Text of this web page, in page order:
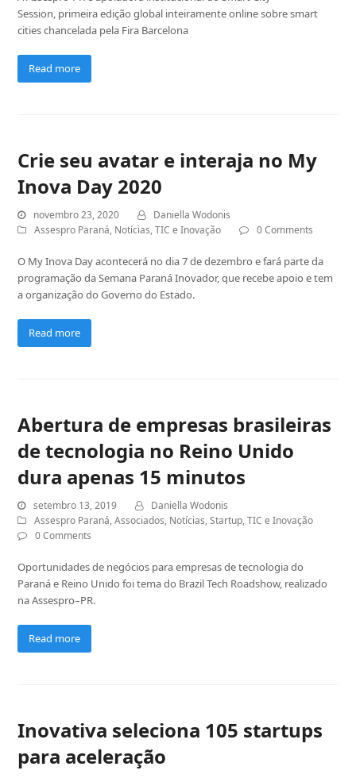
Session, primeira edição global inteiramente online sobre smart
cities chancelada pela Fira Barcelona
Read more
Crie seu avatar e interaja no My
Inova Day 2020
novembro 23, 2020
Daniella Wodonis
Assespro Paraná, Notícias,TIC e Inovação 0 Comments
O My Inova Day acontecerá no dia 7 de dezembro e fará parte da
programação da Semana Paraná Inovador, que recebe apoio e tem
a organização do Governo do Estado.
Read more
Abertura de empresas brasileiras
de tecnologia no Reino Unido
dura apenas 15 minutos
setembro 13, 2019
Daniella Wodonis
Assespro Paraná,Associados, Notícias,Startup,TIC e Inovação
0 Comments
Oportunidades de negócios para empresas de tecnologia do
Paraná e Reino Unido foi tema do Brazil Tech Roadshow, realizado
na Assespro–PR.
Read more
Inovativa seleciona 105 startups
para aceleração